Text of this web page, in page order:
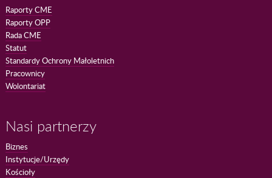
Raporty CME
Raporty OPP
Rada CME
Statut
Standardy Ochrony Małoletnich
Pracownicy
Wolontariat
Nasi partnerzy
Biznes
Instytucje/Urzędy
Kościoły